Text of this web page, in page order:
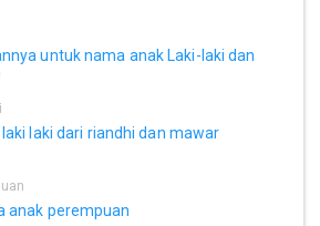
untuk nama anak Laki-laki dan
laki laki dari riandhi dan mawar
anak perempuan